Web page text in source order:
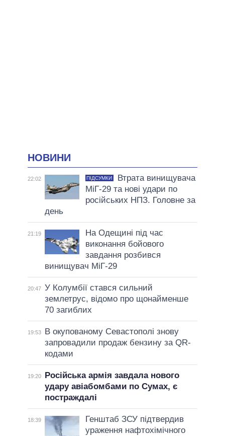
НОВИНИ
22:02 ПІДСУМКИ
Втрата винищувача
МіГ-29 та нові удари по
російських НПЗ. Головне за
день
21:19
На Одещині під час
виконання бойового
завдання розбився
винищувач МіГ-29
20:47 У Колумбії стався сильний
землетрус, відомо про щонайменше
70 загиблих
19:53
В окупованому Севастополі знову
запровадили продаж бензину за QR-
кодами
19:20
Російська армія завдала нового
удару авіабомбами по Сумах, є
постраждалі
18:39
Генштаб ЗСУ підтвердив
ураження нафтохімічного